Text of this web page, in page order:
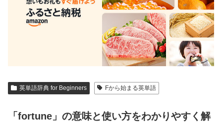
英単語辞典 for Beginners Fから始まる英単語
「fortune」の意味と使い方をわかりやすく解